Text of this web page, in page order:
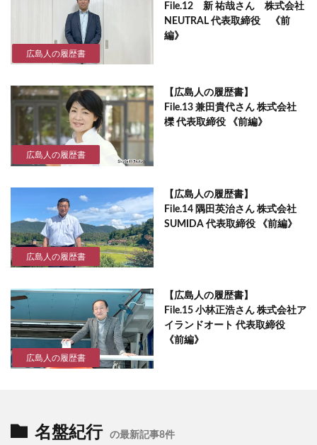
広島人の履歴書
File.12 新 祐哉さん 株式会社
NEUTRAL 代表取締役 《前
編》
広島人の履歴書
【広島人の履歴書】
File.13 兼田貴代さん 株式会社
櫟 代表取締役 《前編》
広島人の履歴書
【広島人の履歴書】
File.14 隅田英治さん 株式会社
SUMIDA 代表取締役 《前編》
広島人の履歴書
【広島人の履歴書】
File.15 小林正浩さん 株式会社ア
イランドオート 代表取締役
《前編》
名盤紀行 の最新記事8件